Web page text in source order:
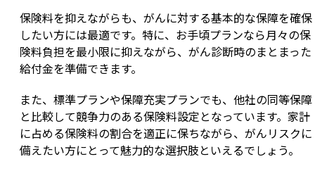
保険料を抑えながらも、がんに対する基本的な保障を確保
したい方には最適です。特に、お手頃プランなら月々の保
険料負担を最小限に抑えながら、がん診断時のまとまった
給付金を準備できます。
また、標準プランや保障充実プランでも、他社の同等保障
と比較して競争力のある保険料設定となっています。家計
に占める保険料の割合を適正に保ちながら、がんリスクに
備えたい方にとって魅力的な選択肢といえるでしょう。